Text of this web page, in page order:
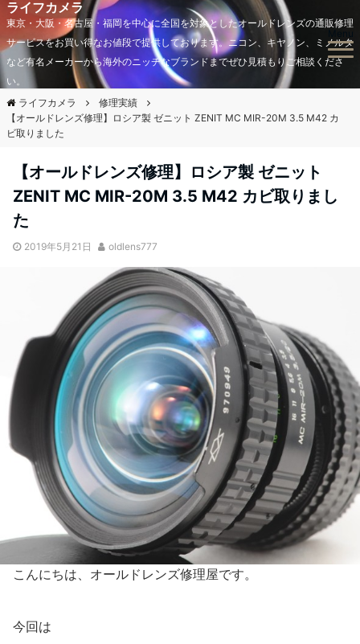
ライフカメラ
東京・大阪・名古屋・福岡を中心に全国を対象としたオールドレンズの通販修理
サービスをお買い得なお値段で提供しております。ニコン、キヤノン、ミノルタ
など有名メーカーから海外のニッチなブランドまでぜひ見積もりご相談くださ
い。
ライフカメラ
修理実績
【オールドレンズ修理】ロシア製 ゼニット ZENIT MC MIR-20M 3.5 M42 カ
ビ取りました
【オールドレンズ修理】ロシア製 ゼニット
ZENIT MC MIR-20M 3.5 M42 カビ取りまし
た
2019年5月21日 oldlens777
こんにちは、オールドレンズ修理屋です。
今回は